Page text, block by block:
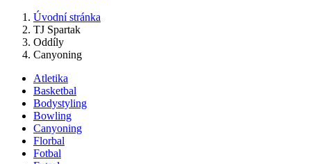
Úvodní stránka
TJ Spartak
Oddíly
Canyoning
Atletika
Basketbal
Bodystyling
Bowling
Canyoning
Florbal
Fotbal